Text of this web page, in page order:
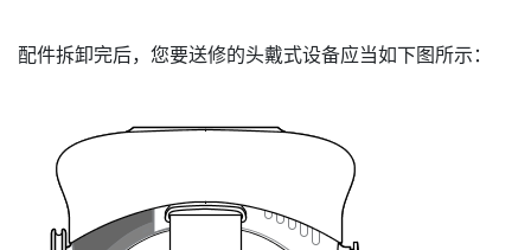
配件拆卸完后，您要送修的头戴式设备应当如下图所示：